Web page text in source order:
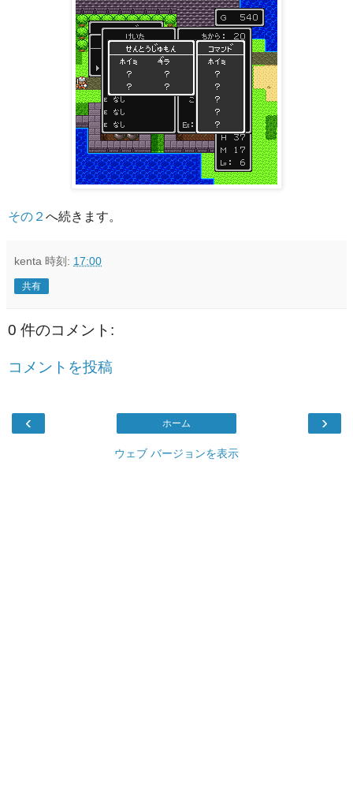
その２ へ続きます。
kenta 時刻: 17:00
共有
0 件のコメント:
コメントを投稿
‹ ›
ホーム
ウェブ バージョンを表示